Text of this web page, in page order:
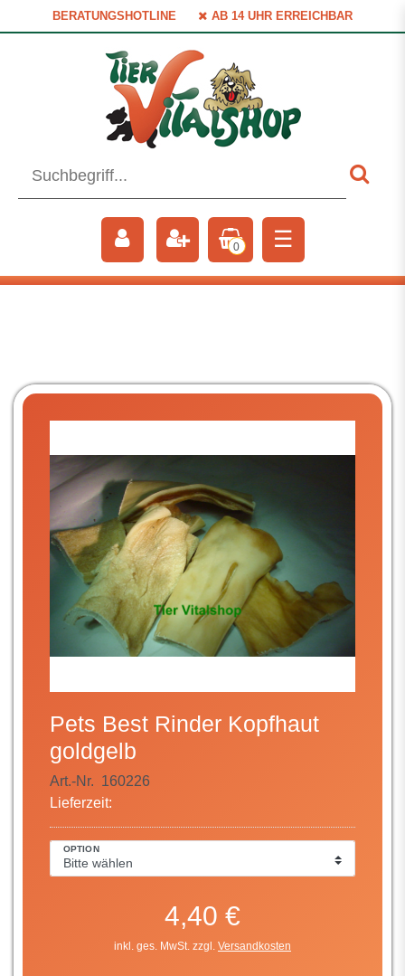
BERATUNGSHOTLINE AB 14 UHR ERREICHBAR
0 ☰
Pets Best Rinder Kopfhaut
goldgelb
Art.-Nr. 160226
Lieferzeit:
OPTION
4,40 €
inkl. ges. MwSt. zzgl. Versandkosten